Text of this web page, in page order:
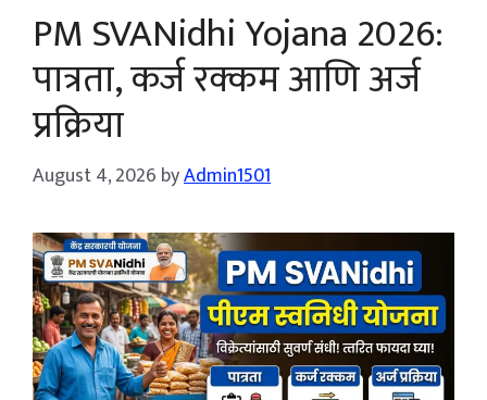
PM SVANidhi Yojana 2026:
पात्रता, कर्ज रक्कम आणि अर्ज
प्रक्रिया
August 4, 2026 byAdmin1501